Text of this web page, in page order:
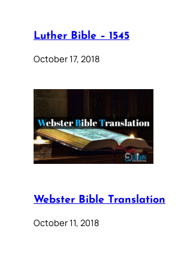
Luther Bible – 1545
October 17, 2018
Webster Bible Translation
October 11, 2018